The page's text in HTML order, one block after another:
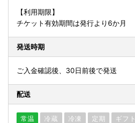
【利用期限】
チケット有効期間は発行より6か月
発送時期
ご入金確認後、30日前後で発送
配送
常温 冷蔵 冷凍 定期 ギフト